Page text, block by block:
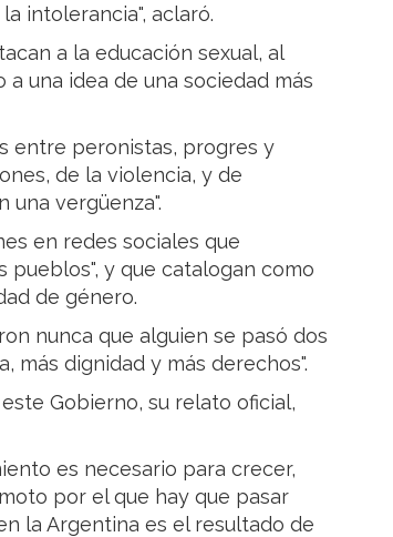
intolerancia", aclaró.
a la educación sexual, al
una idea de una sociedad más
entre peronistas, progres y
de la violencia, y de
una vergüenza".
en redes sociales que
pueblos", y que catalogan como
de género.
nunca que alguien se pasó dos
más dignidad y más derechos".
Gobierno, su relato oficial,
es necesario para crecer,
por el que hay que pasar
la Argentina es el resultado de